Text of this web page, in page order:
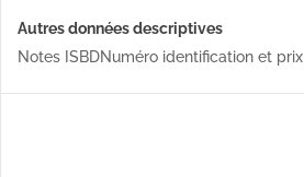
Autres données descriptives
Notes ISBDNuméro identification et prix